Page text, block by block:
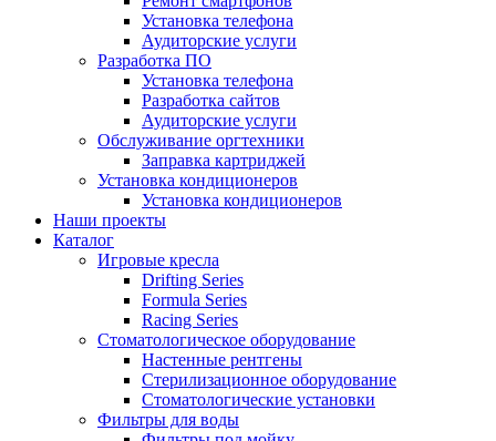
Установка телефона
Аудиторские услуги
Разработка ПО
Установка телефона
Разработка сайтов
Аудиторские услуги
Обслуживание оргтехники
Заправка картриджей
Установка кондиционеров
Установка кондиционеров
Наши проекты
Каталог
Игровые кресла
Drifting Series
Formula Series
Racing Series
Стоматологическое оборудование
Настенные рентгены
Стерилизационное оборудование
Стоматологические установки
Фильтры для воды